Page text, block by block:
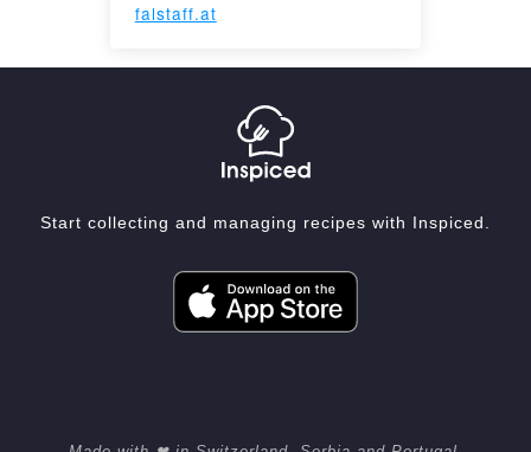
falstaff.at
Start collecting and managing recipes with Inspiced.